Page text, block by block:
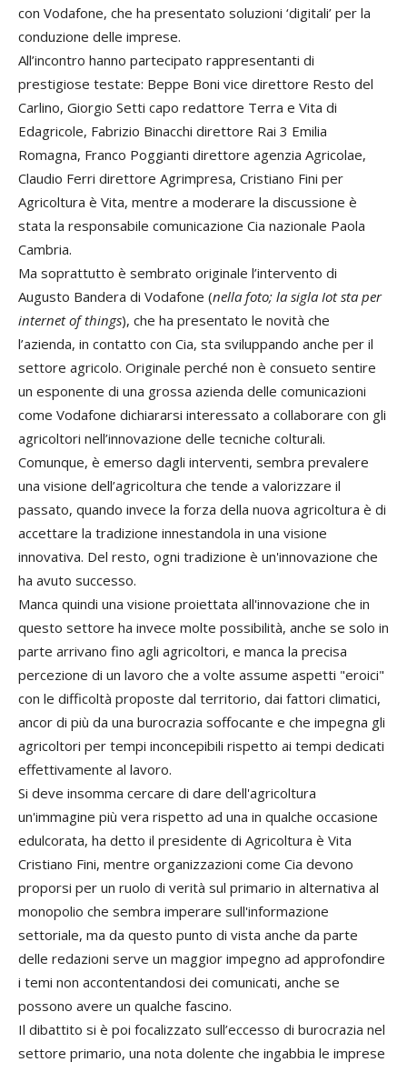
con Vodafone, che ha presentato soluzioni ‘digitali’ per la
conduzione delle imprese.
All’incontro hanno partecipato rappresentanti di
prestigiose testate: Beppe Boni vice direttore Resto del
Carlino, Giorgio Setti capo redattore Terra e Vita di
Edagricole, Fabrizio Binacchi direttore Rai 3 Emilia
Romagna, Franco Poggianti direttore agenzia Agricolae,
Claudio Ferri direttore Agrimpresa, Cristiano Fini per
Agricoltura è Vita, mentre a moderare la discussione è
stata la responsabile comunicazione Cia nazionale Paola
Cambria.
Ma soprattutto è sembrato originale l’intervento di
Augusto Bandera di Vodafone (nella foto; la sigla Iot sta per
internet of things), che ha presentato le novità che
l’azienda, in contatto con Cia, sta sviluppando anche per il
settore agricolo. Originale perché non è consueto sentire
un esponente di una grossa azienda delle comunicazioni
come Vodafone dichiararsi interessato a collaborare con gli
agricoltori nell’innovazione delle tecniche colturali.
Comunque, è emerso dagli interventi, sembra prevalere
una visione dell’agricoltura che tende a valorizzare il
passato, quando invece la forza della nuova agricoltura è di
accettare la tradizione innestandola in una visione
innovativa. Del resto, ogni tradizione è un'innovazione che
ha avuto successo.
Manca quindi una visione proiettata all'innovazione che in
questo settore ha invece molte possibilità, anche se solo in
parte arrivano fino agli agricoltori, e manca la precisa
percezione di un lavoro che a volte assume aspetti "eroici"
con le difficoltà proposte dal territorio, dai fattori climatici,
ancor di più da una burocrazia soffocante e che impegna gli
agricoltori per tempi inconcepibili rispetto ai tempi dedicati
effettivamente al lavoro.
Si deve insomma cercare di dare dell'agricoltura
un'immagine più vera rispetto ad una in qualche occasione
edulcorata, ha detto il presidente di Agricoltura è Vita
Cristiano Fini, mentre organizzazioni come Cia devono
proporsi per un ruolo di verità sul primario in alternativa al
monopolio che sembra imperare sull'informazione
settoriale, ma da questo punto di vista anche da parte
delle redazioni serve un maggior impegno ad approfondire
i temi non accontentandosi dei comunicati, anche se
possono avere un qualche fascino.
Il dibattito si è poi focalizzato sull’eccesso di burocrazia nel
settore primario, una nota dolente che ingabbia le imprese